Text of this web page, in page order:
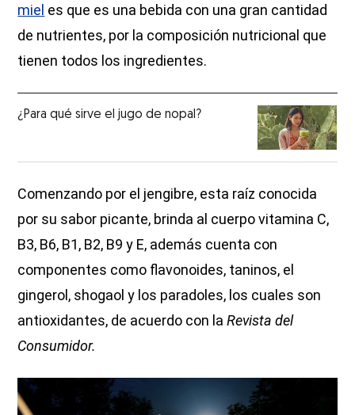
miel es que es una bebida con una gran cantidad
de nutrientes, por la composición nutricional que
tienen todos los ingredientes.
¿Para qué sirve el jugo de nopal?
Comenzando por el jengibre, esta raíz conocida
por su sabor picante, brinda al cuerpo vitamina C,
B3, B6, B1, B2, B9 y E, además cuenta con
componentes como flavonoides, taninos, el
gingerol, shogaol y los paradoles, los cuales son
antioxidantes, de acuerdo con la Revista del
Consumidor.